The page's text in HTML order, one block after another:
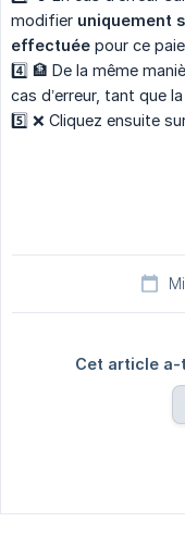
modifier uniquement
effectuée pour ce
4️⃣ 🏦 De la même
cas d’erreur, tant que la
5️⃣ ❌ Cliquez ensuite
Cet article a-